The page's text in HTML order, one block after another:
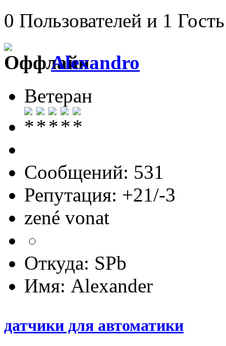
0 Пользователей и 1
Alexandro
Ветеран
Сообщений: 531
Репутация: +21/-3
zené vonat
Откуда: SPb
Имя: Alexander
датчики для автоматики